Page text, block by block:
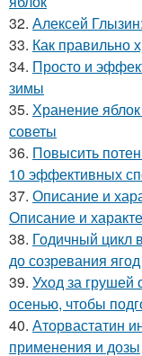
32. Алексей
33. Как правильно
34. Просто и
зимы
35. Хранение
советы
36. Повысить
10 эффективных
37. Описание и
Описание и
38. Годичный цикл
до созревания ягод
39. Уход за грушей
осенью, чтобы
40. Аторвастатин
применения и дозы